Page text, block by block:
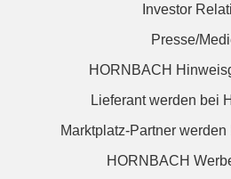
Investor
Presse/
HORNBACH
Lieferant werden bei
Marktplatz-Partner
HORNBACH